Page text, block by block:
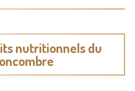
nutritionnels du